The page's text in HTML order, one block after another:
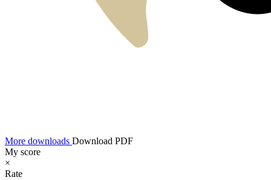
More downloads Download PDF
My score
×
Rate